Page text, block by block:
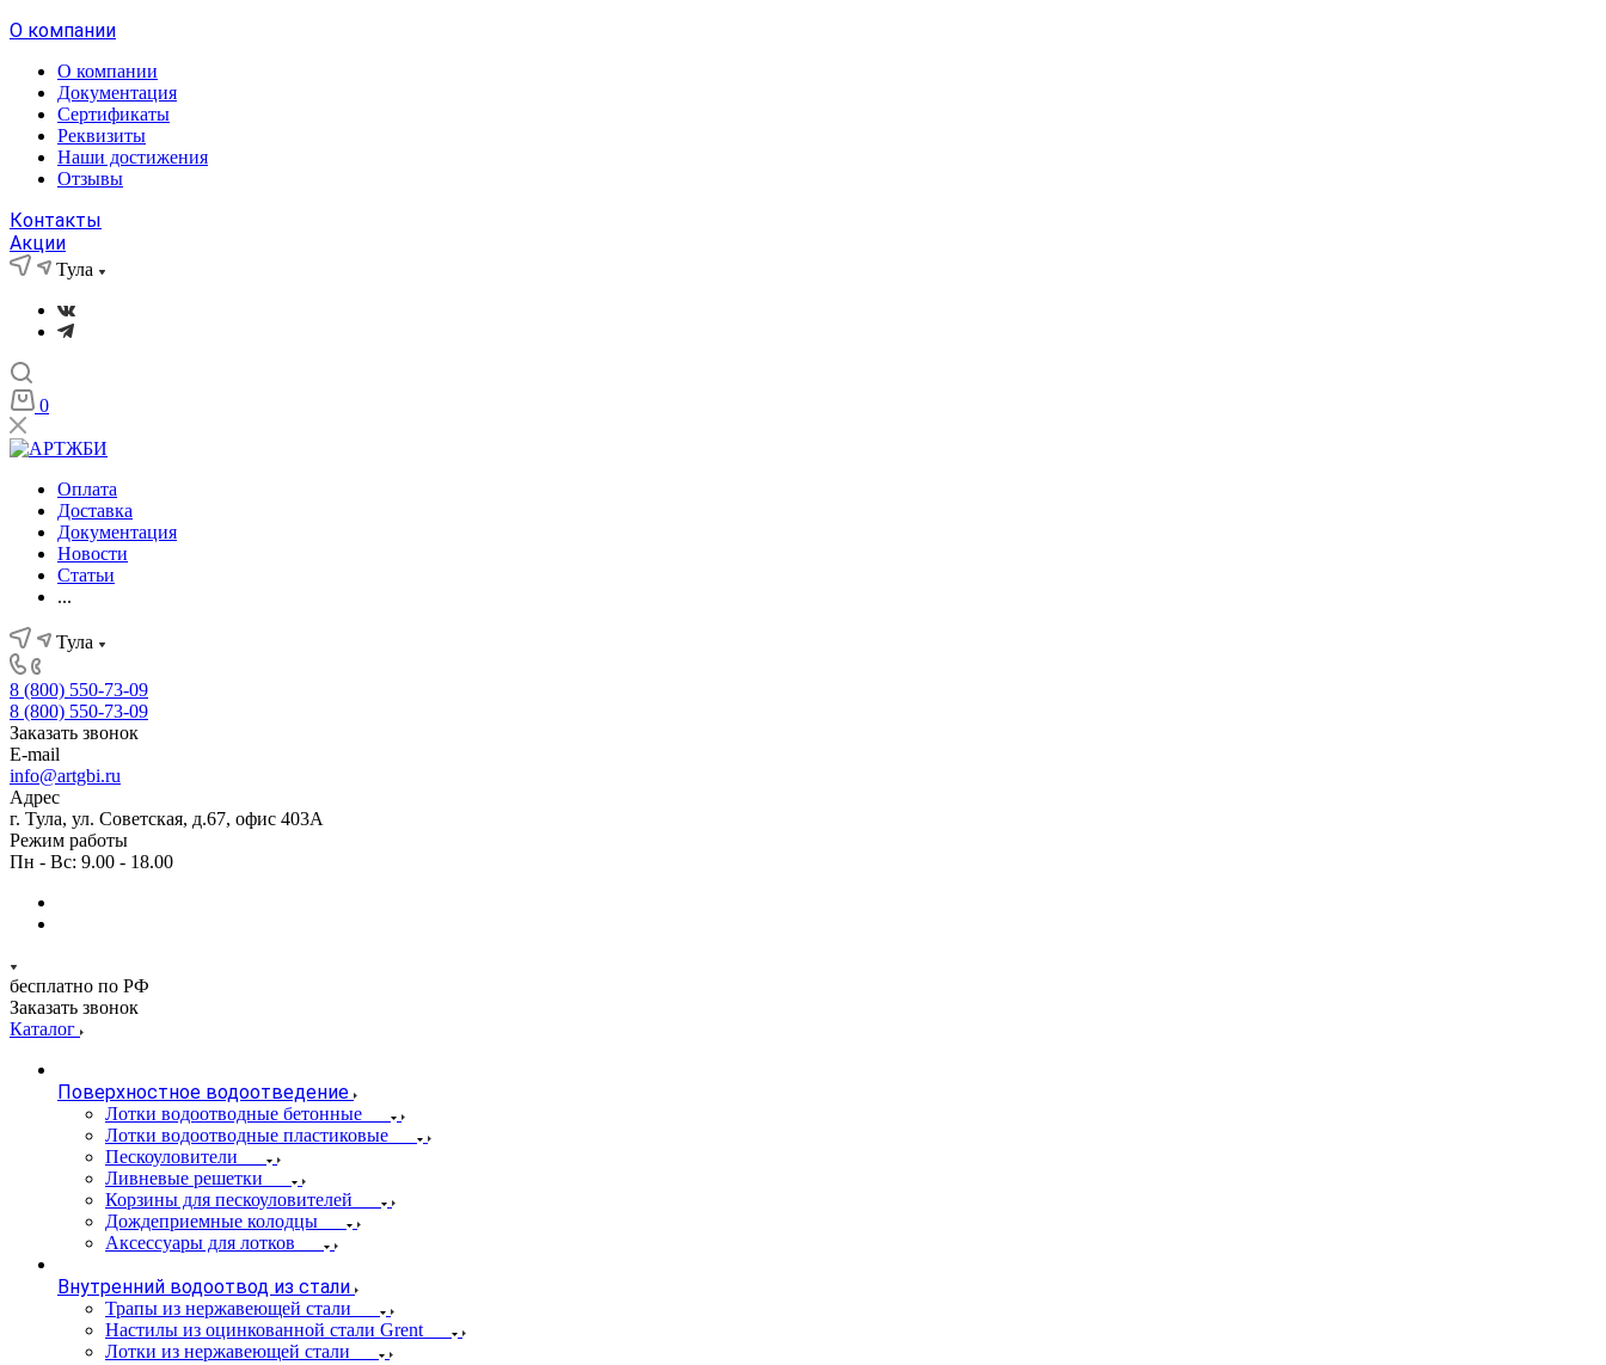
О компании
О компании
Документация
Сертификаты
Реквизиты
Наши достижения
Отзывы
Контакты
Акции
Тула
0
Оплата
Доставка
Документация
Новости
Статьи
...
Тула
8 (800) 550-73-09
8 (800) 550-73-09
Заказать звонок
E-mail
info@artgbi.ru
Адрес
г. Тула, ул. Советская, д.67, офис 403А
Режим работы
Пн - Вс: 9.00 - 18.00
бесплатно по РФ
Заказать звонок
Каталог
Поверхностное водоотведение
Лотки водоотводные бетонные
Лотки водоотводные пластиковые
Пескоуловители
Ливневые решетки
Корзины для пескоуловителей
Дождеприемные колодцы
Аксессуары для лотков
Внутренний водоотвод из стали
Трапы из нержавеющей стали
Настилы из оцинкованной стали Grent
Лотки из нержавеющей стали